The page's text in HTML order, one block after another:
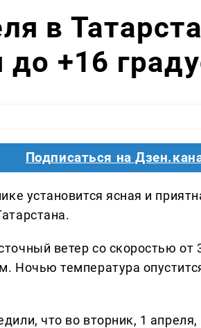
в
до +16
Подписаться на
установится ясная и
ветер со скоростью от
Ночью температура
что во вторник, 1